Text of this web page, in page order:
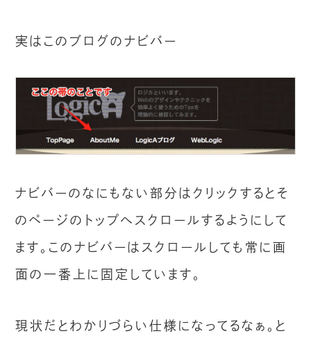
実はこのブログのナビバー
ナビバーのなにもない部分はクリックするとそ
のページのトップへスクロールするようにして
ます。このナビバーはスクロールしても常に画
面の一番上に固定しています。
現状だとわかりづらい仕様になってるなぁ。と